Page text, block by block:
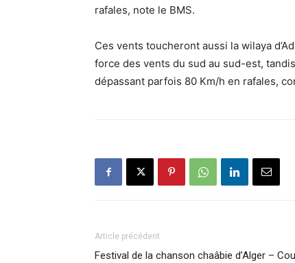
rafales, note le BMS.
Ces vents toucheront aussi la wilaya
force des vents du sud au sud-est,
dépassant parfois 80 Km/h en rafales,
Article précédent
Festival de la chanson chaâbie d’Alger –